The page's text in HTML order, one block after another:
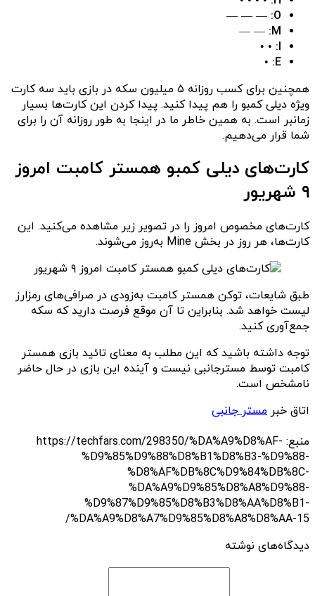
O:
— — —
M:
— —
I:
• •
E:
•
همچنین برای کسب روزانه ۵ میلیون سکه‌ در بازی باید سه کارت
ویژه دیلی کمبو را هم پیدا کنید. پیدا کردن این کارت‌ها بسیار
زمانبر است. به همین خاطر ما در اینجا به ‌طور روزانه آن را برای
شما قرار می‌دهیم.
کارت‌های دیلی کمبو همستر کامبت امروز
۹ شهریور
کارت‌های مخصوص امروز را در تصویر زیر مشاهده می‌کنید. این
کارت‌ها، هر روز در بخش Mine به‌روز می‌شوند.
طبق شایعات، توکن همستر کامبت به‌زودی در صرافی‌های رمزارز
لیست خواهد شد. بنابراین تا آن موقع فرصت دارید که سکه
جمع‌آوری کنید.
توجه داشته باشید که این مطلب به معنای تائید بازی همستر
کامبت توسط مسترجانبی نیست و آینده این بازی در حال حاضر
نامشخص است.
اتاق خبر مستر جانبی
منبع: https://techfars.com/298350/%DA%A9%D8%AF-
%D9%85%D9%88%D8%B1%D8%B3-%D9%88-
%D8%AF%DB%8C%D9%84%DB%8C-
%DA%A9%D9%85%D8%A8%D9%88-
%D9%87%D9%85%D8%B3%D8%AA%D8%B1-
%DA%A9%D8%A7%D9%85%D8%A8%D8%AA-15/
دیدگاه‌های نوشته